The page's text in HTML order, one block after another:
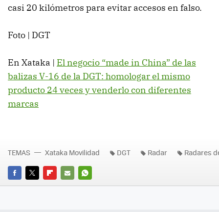
casi 20 kilómetros para evitar accesos en falso.
Foto | DGT
En Xataka | El negocio “made in China” de las
balizas V-16 de la DGT: homologar el mismo
producto 24 veces y venderlo con diferentes
marcas
FACEBOOK
TWITTERFLIPBOARD
E-
WHATSAPP
TEMAS Xataka Movilidad DGT Radar Radares